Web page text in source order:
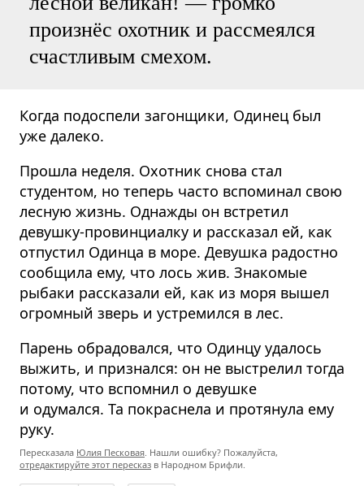
произнёс охотник и рассмеялся
счастливым смехом.
Когда подоспели загонщики, Одинец был
уже далеко.
Прошла неделя. Охотник снова стал
студентом, но теперь часто вспоминал свою
лесную жизнь. Однажды он встретил
девушку-провинциалку и рассказал ей, как
отпустил Одинца в море. Девушка радостно
сообщила ему, что лось жив. Знакомые
рыбаки рассказали ей, как из моря вышел
огромный зверь и устремился в лес.
Парень обрадовался, что Одинцу удалось
выжить, и признался: он не выстрелил тогда
потому, что вспомнил о девушке
и одумался. Та покраснела и протянула ему
руку.
Пересказала Юлия Песковая . Нашли ошибку? Пожалуйста,
отредактируйте этот пересказ в Народном Брифли.